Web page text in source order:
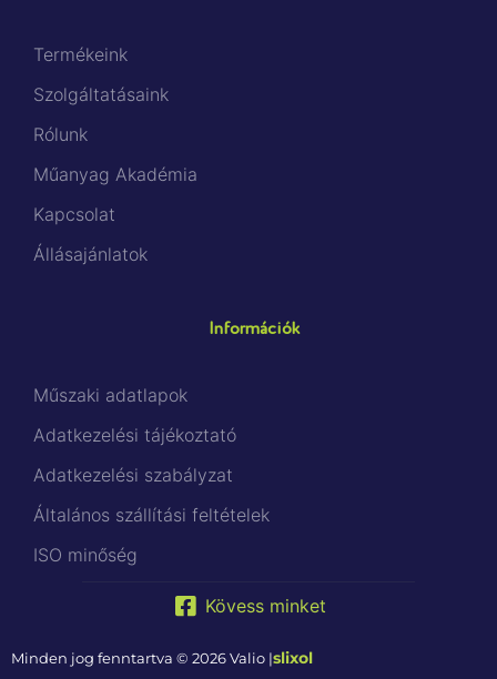
Termékeink
Szolgáltatásaink
Rólunk
Műanyag Akadémia
Kapcsolat
Állásajánlatok
Információk
Műszaki adatlapok
Adatkezelési tájékoztató
Adatkezelési szabályzat
Általános szállítási feltételek
ISO minőség
Kövess minket
Minden jog fenntartva © 2026 Valio |slixol